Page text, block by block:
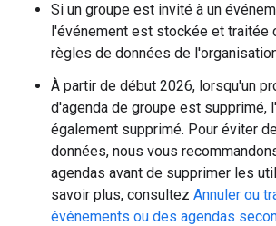
Si un groupe est invité à un
l'événement est stockée et traitée
règles de données de
À partir de début 2026, lorsqu'un
d'agenda de groupe est supprimé,
également supprimé. Pour éviter
données, nous vous
agendas avant de supprimer les
savoir plus, consultez Annuler ou
événements ou des agendas